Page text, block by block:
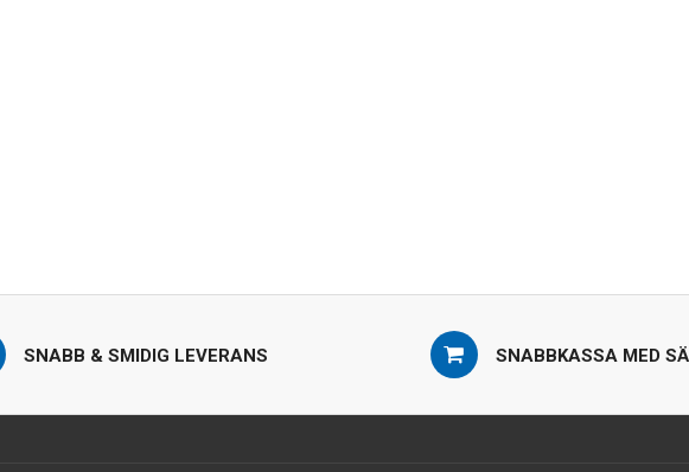
SNABB & SMIDIG LEVERANS SNABBKASSA MED